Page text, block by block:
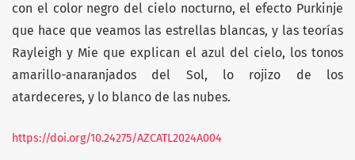
con el color negro del cielo nocturno, el efecto Purkinje
que hace que veamos las estrellas blancas, y las teorías
Rayleigh y Mie que explican el azul del cielo, los tonos
amarillo-anaranjados del Sol, lo rojizo de los
atardeceres, y lo blanco de las nubes.
https://doi.org/10.24275/AZCATL2024A004